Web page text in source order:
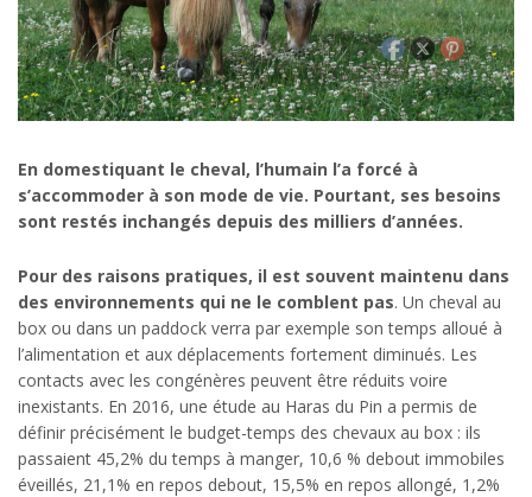
En domestiquant le cheval, l’humain l’a forcé à
s’accommoder à son mode de vie. Pourtant, ses besoins
sont restés inchangés depuis des milliers d’années.
Pour des raisons pratiques, il est souvent maintenu dans
des environnements qui ne le comblent pas. Un cheval au
box ou dans un paddock verra par exemple son temps alloué à
l’alimentation et aux déplacements fortement diminués. Les
contacts avec les congénères peuvent être réduits voire
inexistants. En 2016, une étude au Haras du Pin a permis de
définir précisément le budget-temps des chevaux au box : ils
passaient 45,2% du temps à manger, 10,6 % debout immobiles
éveillés, 21,1% en repos debout, 15,5% en repos allongé, 1,2%